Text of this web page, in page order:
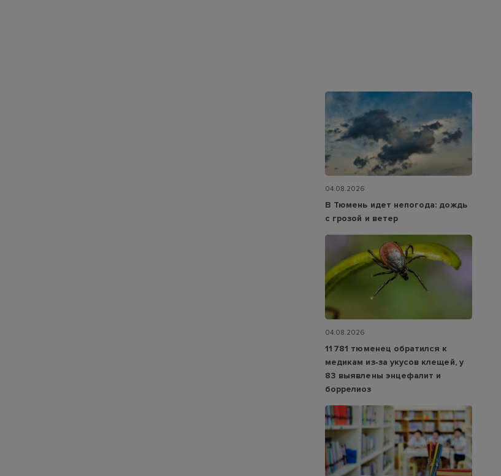
04.08.2026
В Тюмень идет непогода: дождь
с грозой и ветер
04.08.2026
11 781 тюменец обратился к
медикам из‑за укусов клещей, у
83 выявлены энцефалит и
боррелиоз